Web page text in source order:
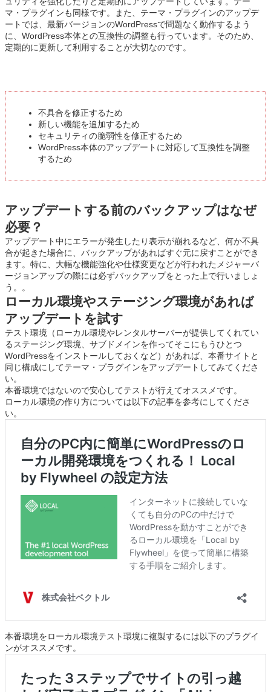
マ・プラグインも同様です。また、テーマ・プラグインのアップデ
ートでは、最新バージョンのWordPressで問題なく動作するよう
に、WordPress本体との互換性の調整も行っています。そのため、
定期的に更新して利用することが大切なのです。
不具合を修正するため
新しい機能を追加するため
セキュリティの脆弱性を修正するため
WordPress本体のアップデートに対応して互換性を調整
するため
アップデートする前のバックアップはなぜ
必要？
アップデート中にエラーが発生したり表示が崩れるなど、何か不具
合が起きた場合に、バックアップがあればすぐ元に戻すことができ
ます。特に、大幅な機能強化や仕様変更などが行われたメジャーバ
ージョンアップの際には必ずバックアップをとった上で行いましょ
う。。
ローカル環境やステージング環境があれば
アップデートを試す
テスト環境（ローカル環境やレンタルサーバーが提供してくれてい
るステージング環境、サブドメインを作ってそこにもうひとつ
WordPressをインストールしておくなど）があれば、本番サイトと
同じ構成にしてテーマ・プラグインをアップデートしてみてくださ
い。
本番環境ではないので安心してテストが行えてオススメです。
ローカル環境の作り方については以下の記事を参考にしてくださ
い。
本番環境をローカル環境テスト環境に複製するには以下のプラグイ
ンがオススメです。